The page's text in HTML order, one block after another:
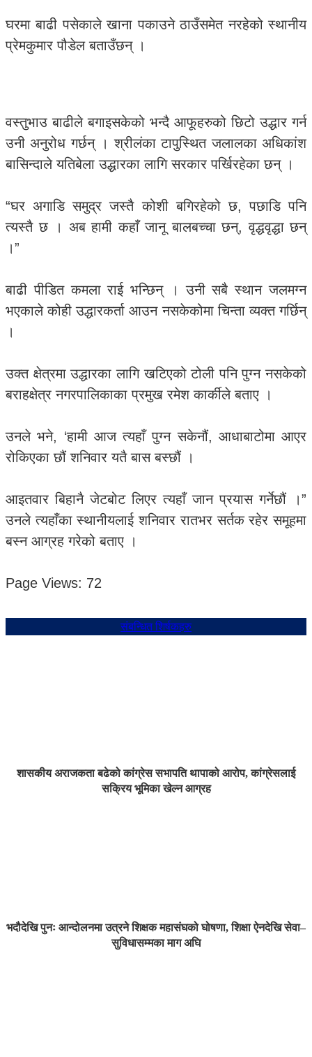
घरमा बाढी पसेकाले खाना पकाउने ठाउँसमेत नरहेको स्थानीय
प्रेमकुमार पौडेल बताउँछन् ।
वस्तुभाउ बाढीले बगाइसकेको भन्दै आफूहरुको छिटो उद्धार गर्न
उनी अनुरोध गर्छन् । श्रीलंका टापुस्थित जलालका अधिकांश
बासिन्दाले यतिबेला उद्धारका लागि सरकार पर्खिरहेका छन् ।
“घर अगाडि समुद्र जस्तै कोशी बगिरहेको छ, पछाडि पनि
त्यस्तै छ । अब हामी कहाँ जानू बालबच्चा छन्, वृद्धवृद्धा छन्
।”
बाढी पीडित कमला राई भन्छिन् । उनी सबै स्थान जलमग्न
भएकाले कोही उद्धारकर्ता आउन नसकेकोमा चिन्ता व्यक्त गर्छिन्
।
उक्त क्षेत्रमा उद्धारका लागि खटिएको टोली पनि पुग्न नसकेको
बराहक्षेत्र नगरपालिकाका प्रमुख रमेश कार्कीले बताए ।
उनले भने, ‘हामी आज त्यहाँ पुग्न सकेनौं, आधाबाटोमा आएर
रोकिएका छौं शनिवार यतै बास बस्छौं ।
आइतवार बिहानै जेटबोट लिएर त्यहाँ जान प्रयास गर्नेछौं ।”
उनले त्यहाँका स्थानीयलाई शनिवार रातभर सर्तक रहेर समूहमा
बस्न आग्रह गरेको बताए ।
Page Views: 72
संबन्धित शिर्षकहरु
शासकीय अराजकता बढेको कांग्रेस सभापति थापाको आरोप, कांग्रेसलाई
सक्रिय भूमिका खेल्न आग्रह
भदौदेखि पुनः आन्दोलनमा उत्रने शिक्षक महासंघको घोषणा, शिक्षा ऐनदेखि सेवा–
सुविधासम्मका माग अघि